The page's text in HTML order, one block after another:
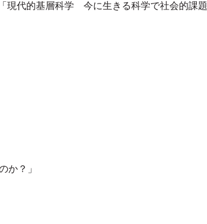
現代的基層科学 今に生きる科学で社会的課題
か？」